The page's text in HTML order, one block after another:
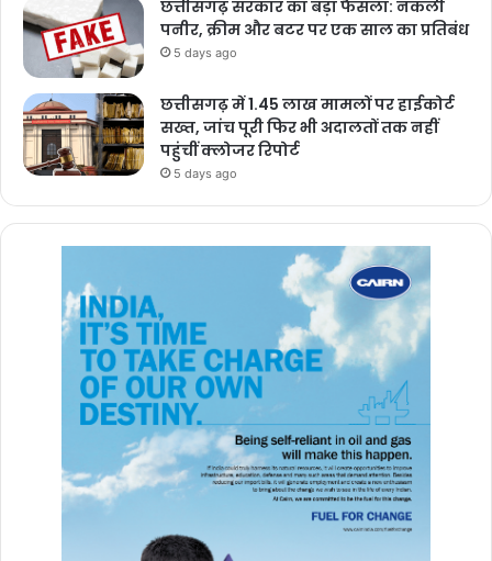
छत्तीसगढ़ सरकार का बड़ा फैसला: नकली
पनीर, क्रीम और बटर पर एक साल का प्रतिबंध
5 days ago
छत्तीसगढ़ में 1.45 लाख मामलों पर हाईकोर्ट
सख्त, जांच पूरी फिर भी अदालतों तक नहीं
पहुंचीं क्लोजर रिपोर्ट
5 days ago